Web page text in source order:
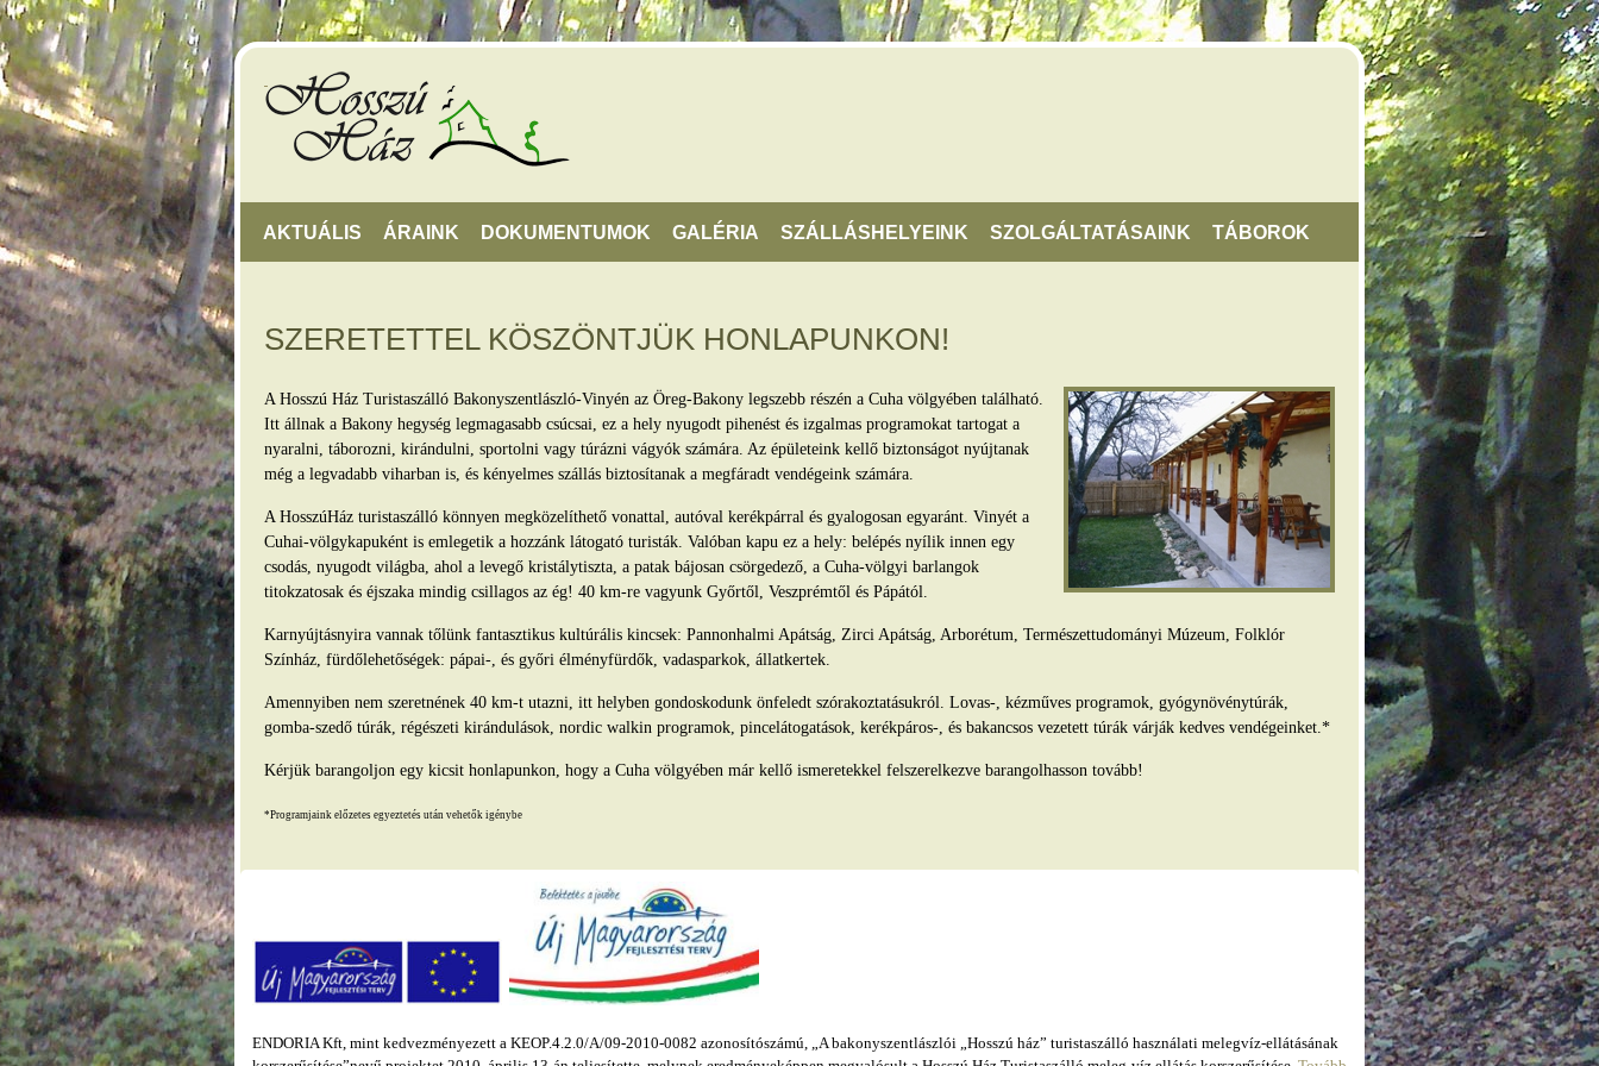
AKTUÁLIS ÁRAINK DOKUMENTUMOK GALÉRIA SZÁLLÁSHELYEINK SZOLGÁLTATÁSAINK TÁBOROK
SZERETETTEL KÖSZÖNTJÜK HONLAPUNKON!
A Hosszú Ház Turistaszálló Bakonyszentlászló-Vinyén az Öreg-Bakony legszebb részén a Cuha völgyében található.
Itt állnak a Bakony hegység legmagasabb csúcsai, ez a hely nyugodt pihenést és izgalmas programokat tartogat a
nyaralni, táborozni, kirándulni, sportolni vagy túrázni vágyók számára. Az épületeink kellő biztonságot nyújtanak
még a legvadabb viharban is, és kényelmes szállás biztosítanak a megfáradt vendégeink számára.
A HosszúHáz turistaszálló könnyen megközelíthető vonattal, autóval kerékpárral és gyalogosan egyaránt. Vinyét a
Cuhai-völgykapuként is emlegetik a hozzánk látogató turisták. Valóban kapu ez a hely: belépés nyílik innen egy
csodás, nyugodt világba, ahol a levegő kristálytiszta, a patak bájosan csörgedező, a Cuha-völgyi barlangok
titokzatosak és éjszaka mindig csillagos az ég! 40 km-re vagyunk Győrtől, Veszprémtől és Pápától.
Karnyújtásnyira vannak tőlünk fantasztikus kultúrális kincsek: Pannonhalmi Apátság, Zirci Apátság, Arborétum, Természettudományi Múzeum, Folklór
Színház, fürdőlehetőségek: pápai-, és győri élményfürdők, vadasparkok, állatkertek.
Amennyiben nem szeretnének 40 km-t utazni, itt helyben gondoskodunk önfeledt szórakoztatásukról. Lovas-, kézműves programok, gyógynövénytúrák,
gomba-szedő túrák, régészeti kirándulások, nordic walkin programok, pincelátogatások, kerékpáros-, és bakancsos vezetett túrák várják kedves vendégeinket.*
Kérjük barangoljon egy kicsit honlapunkon, hogy a Cuha völgyében már kellő ismeretekkel felszerelkezve barangolhasson tovább!
*Programjaink előzetes egyeztetés után vehetők igénybe
ENDORIA Kft, mint kedvezményezett a KEOP.4.2.0/A/09-2010-0082 azonosítószámú, „A bakonyszentlászlói „Hosszú ház” turistaszálló használati melegvíz-ellátásának